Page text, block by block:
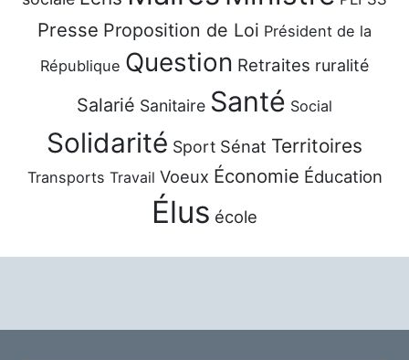
Presse Proposition de Loi Président de la
République Question Retraites ruralité
Salarié Sanitaire Santé Social
Solidarité Sport Sénat Territoires
Transports Travail Voeux Économie Éducation
Élus école